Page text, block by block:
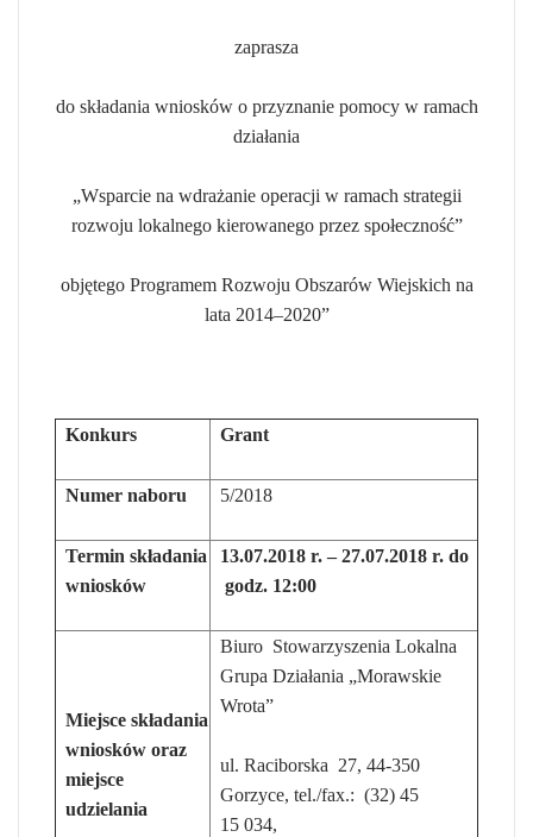
zaprasza
do składania wniosków o przyznanie pomocy w ramach
działania
„Wsparcie na wdrażanie operacji w ramach strategii
rozwoju lokalnego kierowanego przez społeczność”
objętego Programem Rozwoju Obszarów Wiejskich na
lata 2014–2020”
Konkurs Grant
Numer naboru 5/2018
Termin składania
wniosków
13.07.2018 r. – 27.07.2018 r. do
godz. 12:00
Miejsce składania
wniosków oraz
miejsce
udzielania
Biuro Stowarzyszenia Lokalna
Grupa Działania „Morawskie
Wrota”
ul. Raciborska 27, 44-350
Gorzyce, tel./fax.: (32) 45
15 034,